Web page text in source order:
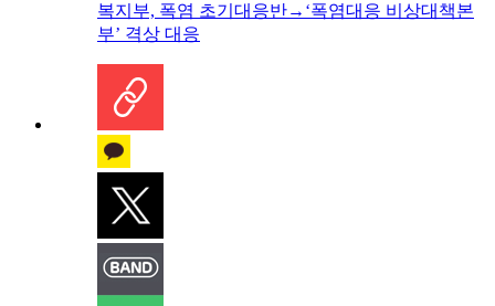
복지부, 폭염 초기대응반→‘폭염대응 비상대책본
부’ 격상 대응